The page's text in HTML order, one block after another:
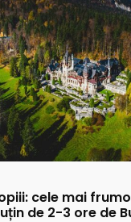
cele mai
de 2-3 ore de